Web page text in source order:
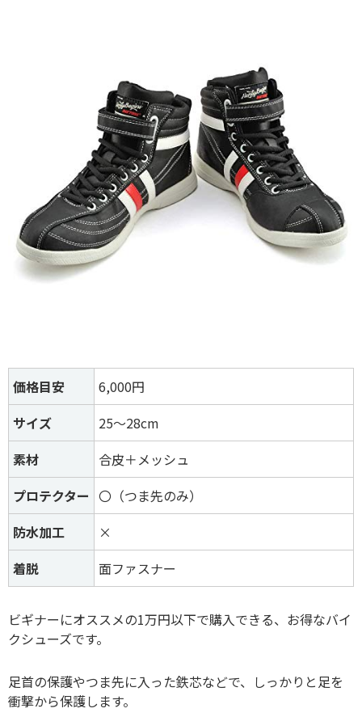
価格目安
6,000円
サイズ
25～28cm
素材
合皮＋メッシュ
プロテクター 〇（つま先のみ）
防水加工
×
着脱
面ファスナー
ビギナーにオススメの1万円以下で購入できる、お得なバイ
クシューズです。
足首の保護やつま先に入った鉄芯などで、しっかりと足を
衝撃から保護します。